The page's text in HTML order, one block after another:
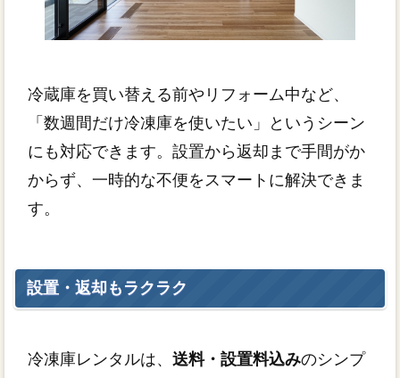
冷蔵庫を買い替える前やリフォーム中など、
「数週間だけ冷凍庫を使いたい」というシーン
にも対応できます。設置から返却まで手間がか
からず、一時的な不便をスマートに解決できま
す。
設置・返却もラクラク
冷凍庫レンタルは、 送料・設置料込みのシンプ